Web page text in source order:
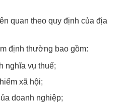
quan theo quy định của địa
định thường bao gồm:
nghĩa vụ thuế;
xã hội;
doanh nghiệp;